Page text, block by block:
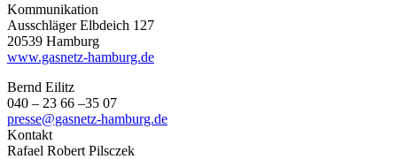
Kommunikation
Ausschläger Elbdeich 127
20539 Hamburg
www.gasnetz-hamburg.de
Bernd Eilitz
040 – 23 66 –35 07
presse@gasnetz-hamburg.de
Kontakt
Rafael Robert Pilsczek